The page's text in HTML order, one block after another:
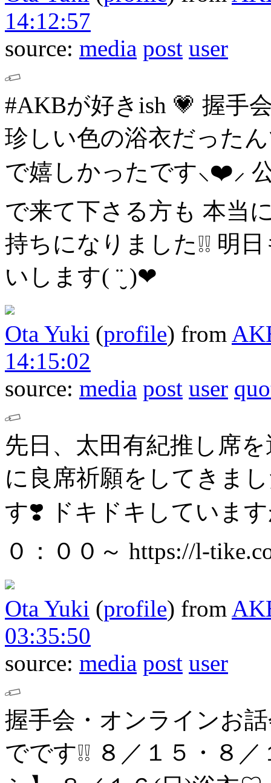
14:12:57
source: media post user
#AKBが好きish 💗 握手
珍しい色の浴衣だった
で嬉しかったです⸜❤️⸝
で来て下さる方も 本当
持ちになりました❕❕ 明
いします( ¨̮ )︎︎❤︎︎
Ota Yuki (profile) from
14:15:02
source: media post user
先日、太田有紀推し席
に良席祈願をしてきま
す❣️
ドキドキしていま
０：００～ https://l-
Ota Yuki (profile) from
03:35:50
source: media post user
握手会・オンラインお
でです❕❕ ８／１５・８